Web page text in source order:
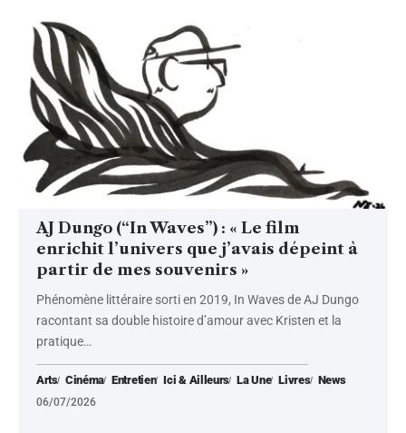
AJ Dungo (“In Waves”) : « Le film
enrichit l’univers que j’avais dépeint à
partir de mes souvenirs »
Phénomène littéraire sorti en 2019, In Waves de AJ Dungo
racontant sa double histoire d’amour avec Kristen et la
pratique…
Arts Cinéma Entretien Ici & Ailleurs La Une Livres News
06/07/2026